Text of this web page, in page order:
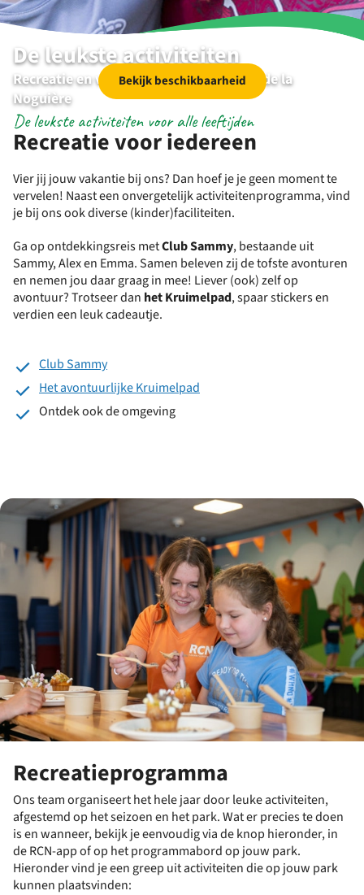
De leukste activiteiten
Recreatie en vermaak op RCN Domaine de la
Noguière
Bekijk beschikbaarheid
Recreatie voor iedereen
De leukste activiteiten voor alle leeftijden
Vier jij jouw vakantie bij ons? Dan hoef je je geen moment te
vervelen! Naast een onvergetelijk activiteitenprogramma, vind
je bij ons ook diverse (kinder)faciliteiten.
Ga op ontdekkingsreis metClub Sammy, bestaande uit
Sammy, Alex en Emma. Samen beleven zij de tofste avonturen
en nemen jou daar graag in mee! Liever (ook) zelf op
avontuur? Trotseer dan het Kruimelpad, spaar stickers en
verdien een leuk cadeautje.
Club Sammy
Het avontuurlijke Kruimelpad
Ontdek ook de omgeving
Recreatieprogramma
Ons team organiseert het hele jaar door leuke activiteiten,
afgestemd op het seizoen en het park. Wat er precies te doen
is en wanneer, bekijk je eenvoudig via de knop hieronder, in
de RCN-app of op het programmabord op jouw park.
Hieronder vind je een greep uit activiteiten die op jouw park
kunnen plaatsvinden: